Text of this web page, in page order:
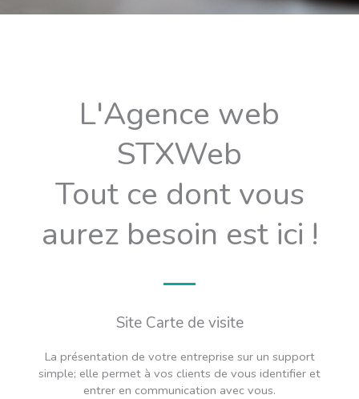
L'Agence web
STXWeb
Tout ce dont vous
aurez besoin est ici !
Site Carte de visite
La présentation de votre entreprise sur un support
simple; elle permet à vos clients de vous identifier et
entrer en communication avec vous.